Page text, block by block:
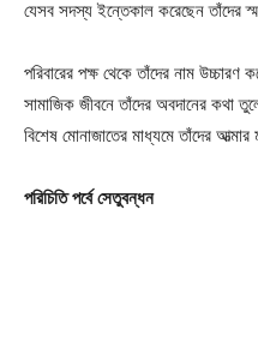
যেসব সদস্য ইন্তেকাল করেছেন তাঁদের
পরিবারের পক্ষ থেকে তাঁদের নাম উচ্চারণ
সামাজিক জীবনে তাঁদের অবদানের কথা
বিশেষ মোনাজাতের মাধ্যমে তাঁদের
পরিচিতি পর্বে সেতুবন্ধন